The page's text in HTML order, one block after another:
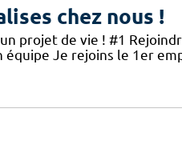
chez nous !
projet de vie ! #1
Je rejoins le 1er